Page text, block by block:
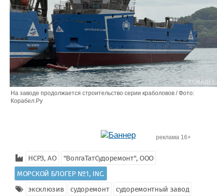
На заводе продолжается строительство серии краболовов / Фото:
Корабел.Ру
реклама 16+
НСРЗ, АО
"ВолгаТатСудоремонт", ООО
МОРСКОЙ БЛОГЕР №1, INC.
эксклюзив
судоремонт судоремонтный завод